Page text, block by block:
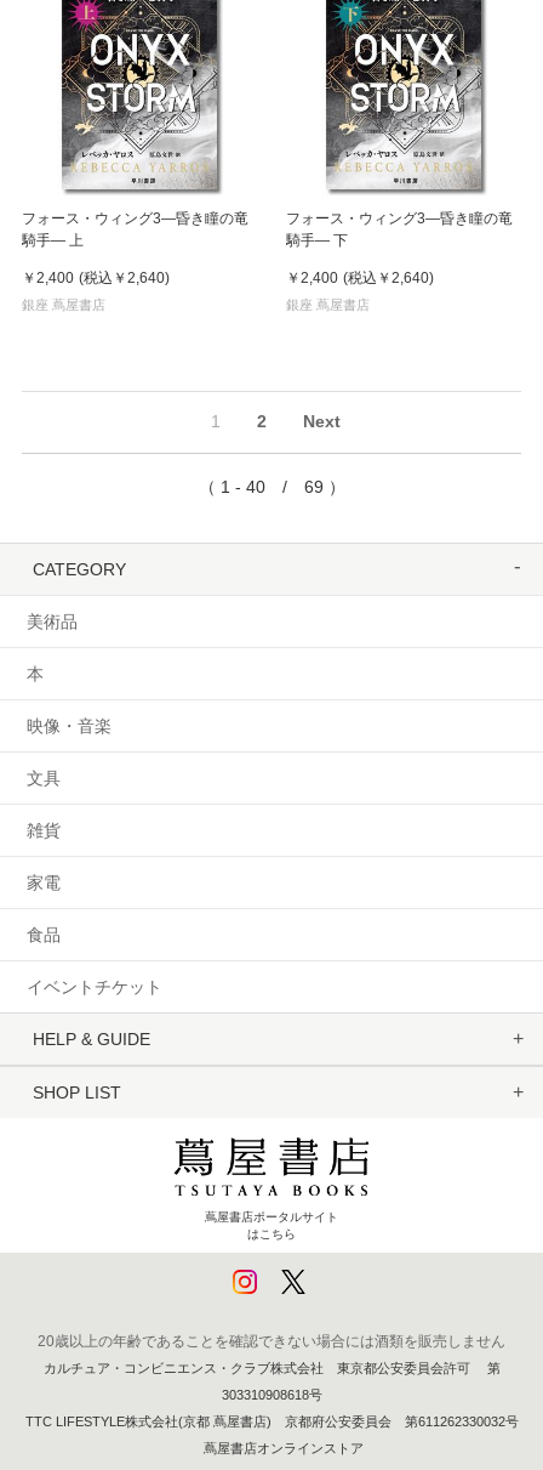
フォース・ウィング3―昏き瞳の竜
騎手― 上
￥2,400 (税込 ￥2,640)
銀座 蔦屋書店
フォース・ウィング3―昏き瞳の竜
騎手― 下
￥2,400 (税込 ￥2,640)
銀座 蔦屋書店
1 2 Next
（ 1 - 40 / 69 ）
CATEGORY
美術品
本
映像・音楽
文具
雑貨
家電
食品
イベントチケット
HELP & GUIDE
SHOP LIST
蔦屋書店ポータルサイト
はこちら
20歳以上の年齢であることを確認できない場合には酒類を販売しません
カルチュア・コンビニエンス・クラブ株式会社 東京都公安委員会許可 第
303310908618号
TTC LIFESTYLE株式会社(京都 蔦屋書店) 京都府公安委員会 第611262330032号
蔦屋書店オンラインストア